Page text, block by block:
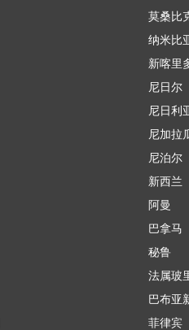
莫桑比
纳米比
新喀里
尼日尔
尼日利
尼加拉
尼泊尔
新西兰
阿曼
巴拿马
秘鲁
法属玻
巴布亚
菲律宾